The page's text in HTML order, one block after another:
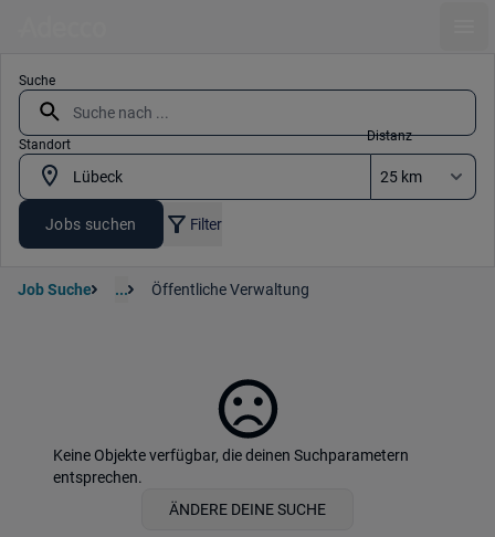
Suche
Standort
Distanz
Jobs suchen Filter
Job Suche ... Öffentliche Verwaltung
Keine Objekte verfügbar, die deinen Suchparametern
entsprechen.
ÄNDERE DEINE SUCHE